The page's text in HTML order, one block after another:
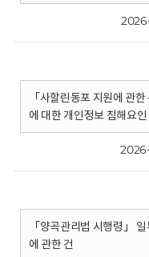
「사할린동포 지원에 관
에 대한 개인정보 침해요
「양곡관리법 시행령」
에 관한 건